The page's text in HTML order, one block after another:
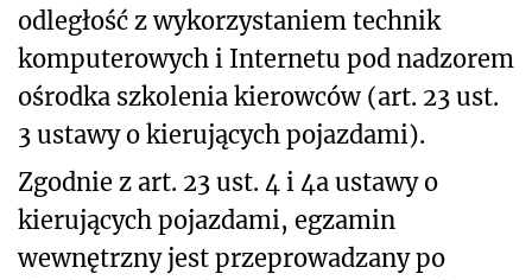
odległość z wykorzystaniem technik
komputerowych i Internetu pod nadzorem
ośrodka szkolenia kierowców (art. 23 ust.
3 ustawy o kierujących pojazdami).
Zgodnie z art. 23 ust. 4 i 4a ustawy o
kierujących pojazdami, egzamin
wewnętrzny jest przeprowadzany po